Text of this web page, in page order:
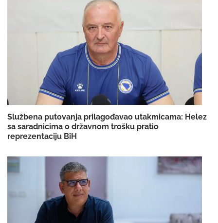
Službena putovanja prilagođavao utakmicama: Helez
sa saradnicima o državnom trošku pratio
reprezentaciju BiH